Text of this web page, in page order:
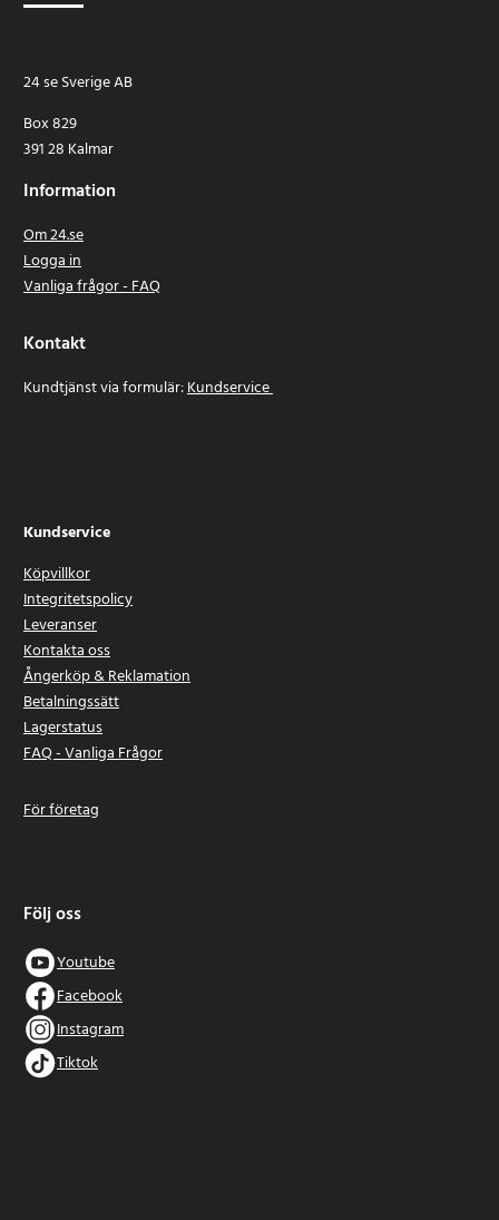
24 se Sverige AB
Box 829
391 28 Kalmar
Information
Om 24.se
Logga in
Vanliga frågor - FAQ
Kontakt
Kundtjänst via formulär:Kundservice
Kundservice
Köpvillkor
Integritetspolicy
Leveranser
Kontakta oss
Ångerköp & Reklamation
Betalningssätt
Lagerstatus
FAQ - Vanliga Frågor
För företag
Följ oss
Youtube
Facebook
Instagram
Tiktok